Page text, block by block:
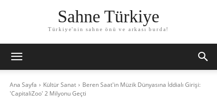
Sahne Türkiye
Türkiye'nin sahne önü ve arkası burda!
Ana Sayfa Kültür Sanat
Beren Saat'in Müzik Dünyasına İddialı Girişi:
'CapitaliZoo' 2 Milyonu Geçti